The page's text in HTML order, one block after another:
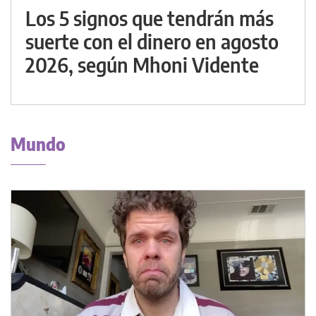
Los 5 signos que tendrán más
suerte con el dinero en agosto
2026, según Mhoni Vidente
Mundo